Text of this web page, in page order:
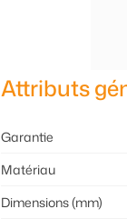
Attributs
Garantie
Matériau
Dimensions (mm)